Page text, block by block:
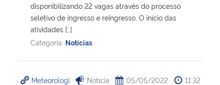
disponibilizando 22 vagas através do processo
seletivo de ingresso e reingresso. O início das
atividades […]
Categoria: Notícias
Meteorologi Notícia 05/05/2022 11:32